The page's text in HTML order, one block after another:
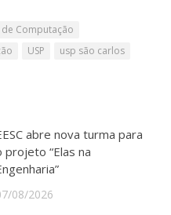
Computação
USP usp são carlos
abre nova turma para
projeto “Elas na
08/2026